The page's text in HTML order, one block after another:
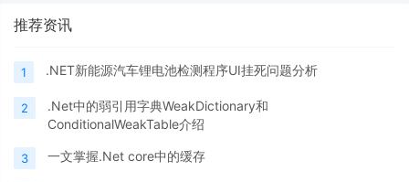
推荐资讯
1 .NET新能源汽车锂电池检测程序UI挂死问题分析
2
.Net中的弱引用字典WeakDictionary和
ConditionalWeakTable介绍
3 一文掌握.Net core中的缓存